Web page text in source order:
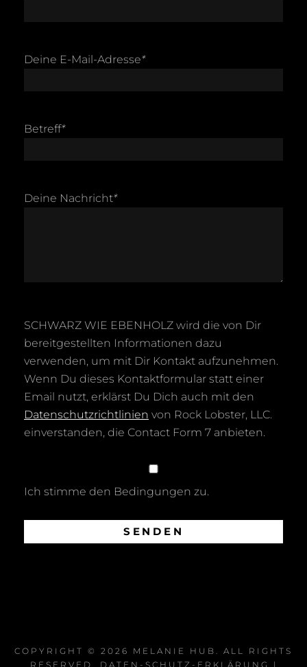
Deine E-Mail-Adresse*
Betreff*
Deine Nachricht*
SCHWARZ WIE EBENHOLZ wird die von Dir
bereitgestellten Informationen dazu
verwenden, um mit Dir Kontakt aufzunehmen.
Wenn Du dieses Kontaktformular statt einer
Email nutzt, erklärst Du Dich auch mit den
Datenschutzrichtlinien von Rock Lobster, LLC.
einverstanden, die Contact Form 7 anbieten.
Ich stimme den Bedingungen zu.
COPYRIGHT © 2026 MELANIE HUB
. ALL RIGHTS
RESERVED. DATEN-SCHUTZ-ERKLÄRUNG |